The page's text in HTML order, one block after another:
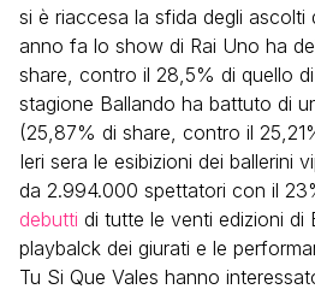
si è riaccesa la sfida degli ascolti
anno fa lo show di Rai Uno ha
share, contro il 28,5% di quello
stagione Ballando ha battuto di
(25,87% di share, contro il
Ieri sera le esibizioni dei ballerini
da 2.994.000 spettatori con il
debutti di tutte le venti edizioni di
playbalck dei giurati e le
Tu Si Que Vales hanno